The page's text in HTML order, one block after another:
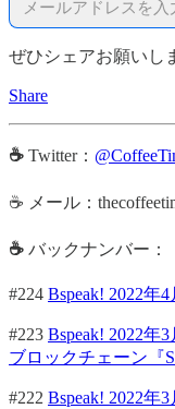
ぜひシェアお願いし
Share
☕ Twitter：
☕ メール：
☕ バックナンバー：
#224 Bspeak! 2022年
#223 Bspeak! 2022年
ブロックチェーン『
#222 Bspeak! 2022年